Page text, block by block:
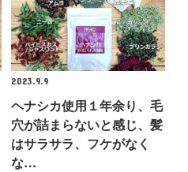
2023.9.9
ヘナシカ使用１年余り、毛
穴が詰まらないと感じ、髪
はサラサラ、フケがなく
な…